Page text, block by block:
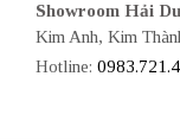
Showroom Hải
Kim Anh, Kim
Hotline: